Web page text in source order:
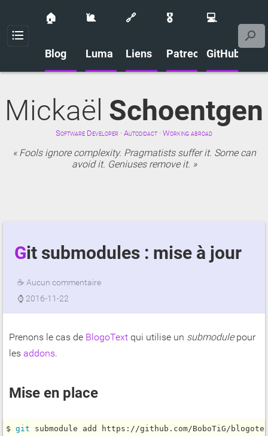
Menu
🏠
Blog
🐌
Luma
🔗
Liens
🎖️
Patreon
💻
GitHub
Mickaël Schoentgen
Software Developer · Autodidact · Working abroad
Fools ignore complexity. Pragmatists suffer it. Some can
avoid it. Geniuses remove it.
Git submodules : mise à jour
☕ Aucun commentaire
⌚ 2016-11-22
Prenons le cas de BlogoText qui utilise un submodulepour
les addons.
Mise en place
$ git submodule add https://github.com/BoboTiG/